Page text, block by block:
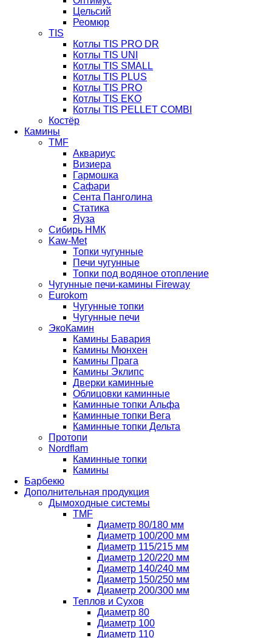
Цельсий
Реомюр
TIS
Котлы TIS PRO DR
Котлы TIS UNI
Котлы TIS SMALL
Котлы TIS PLUS
Котлы TIS PRO
Котлы TIS EKO
Котлы TIS PELLET COMBI
Костёр
Камины
TMF
Аквариус
Визиера
Гармошка
Сафари
Сента Панголина
Статика
Яуза
Сибирь НМК
Kaw-Met
Топки чугунные
Печи чугунные
Топки под водяное отопление
Чугунные печи-камины Fireway
Eurokom
Чугунные топки
Чугунные печи
ЭкоКамин
Камины Бавария
Камины Мюнхен
Камины Прага
Камины Эклипс
Дверки каминные
Облицовки каминные
Каминные топки Альфа
Каминные топки Вега
Каминные топки Дельта
Протопи
Nordflam
Каминные топки
Камины
Барбекю
Дополнительная продукция
Дымоходные системы
TMF
Диаметр 80/180 мм
Диаметр 100/200 мм
Диаметр 115/215 мм
Диаметр 120/220 мм
Диаметр 140/240 мм
Диаметр 150/250 мм
Диаметр 200/300 мм
Теплов и Сухов
Диаметр 80
Диаметр 100
Диаметр 110